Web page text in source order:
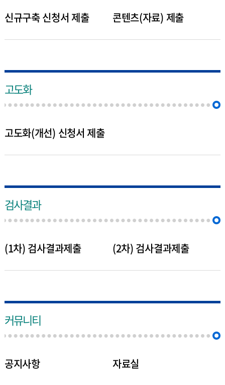
신규구축 신청서 제출 콘텐츠(자료) 제출
고도화
고도화(개선) 신청서 제출
검사결과
(1차) 검사결과제출 (2차) 검사결과제출
커뮤니티
공지사항
자료실